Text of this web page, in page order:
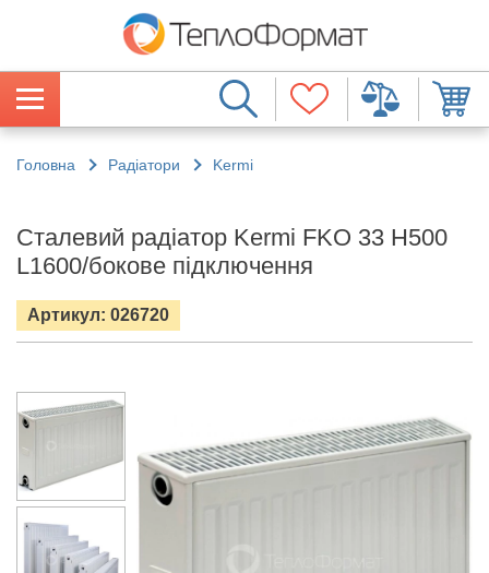
Головна Радіатори Kermi
Сталевий радіатор Kermi FKO 33 H500
L1600/бокове підключення
Артикул: 026720